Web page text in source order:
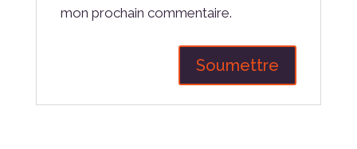
mon prochain commentaire.